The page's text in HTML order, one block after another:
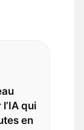
qui
en